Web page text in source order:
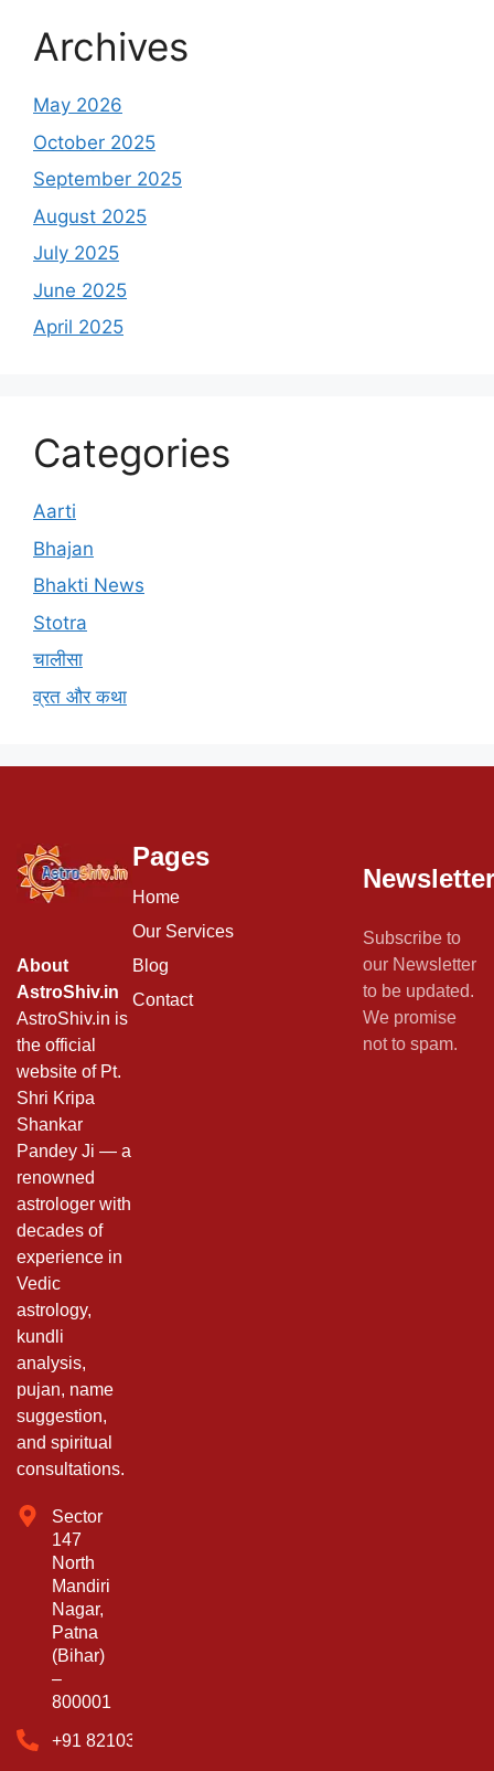
Archives
May 2026
October 2025
September 2025
August 2025
July 2025
June 2025
April 2025
Categories
Aarti
Bhajan
Bhakti News
Stotra
चालीसा
व्रत और कथा
About
AstroShiv.in
AstroShiv.in is
the official
website of Pt.
Shri Kripa
Shankar
Pandey Ji — a
renowned
astrologer with
decades of
experience in
Vedic
astrology,
kundli
analysis,
pujan, name
suggestion,
and spiritual
consultations.
Sector
147
North
Mandiri
Nagar,
Patna
(Bihar)
–
800001
‪+91 82103 60545‬
Pages
Home
Our Services
Blog
Contact
Newsletter
Subscribe to
our Newsletter
to be updated.
We promise
not to spam.